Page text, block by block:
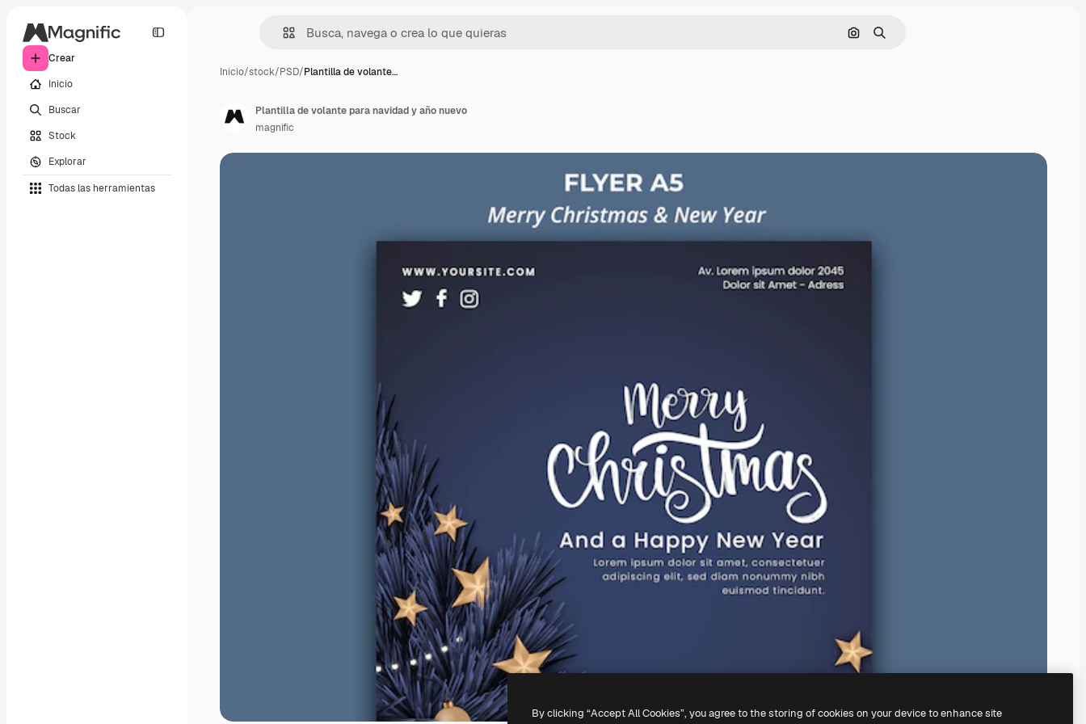
Crear
Inicio
Buscar
Stock
Explorar
Todas las herramientas
Buscar por imagen
Buscar
Inicio/stock/PSD/Plantilla de volante…
Plantilla de volante para navidad y año nuevo
magnific
By clicking “Accept All Cookies”, you agree to the storing of cookies on your device to enhance site